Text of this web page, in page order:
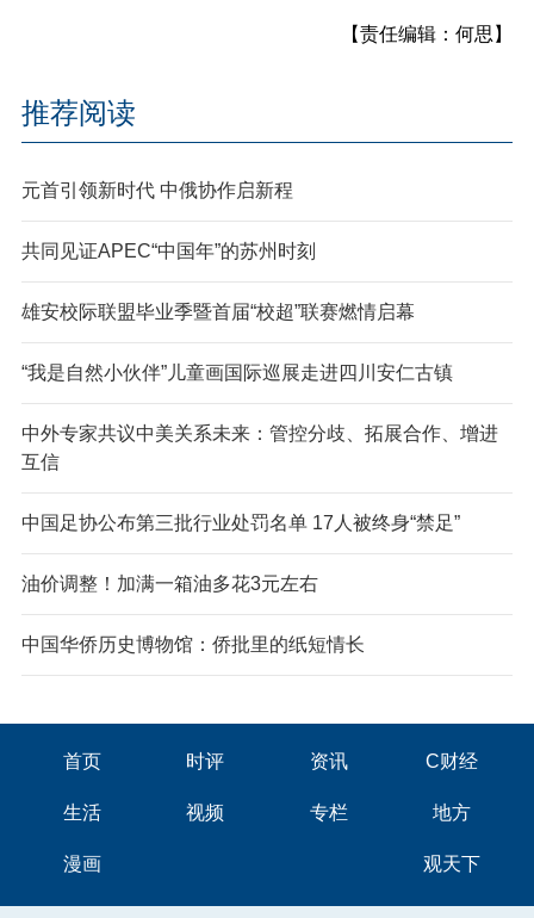
【责任编辑：何思】
推荐阅读
元首引领新时代 中俄协作启新程
共同见证APEC“中国年”的苏州时刻
雄安校际联盟毕业季暨首届“校超”联赛燃情启幕
“我是自然小伙伴”儿童画国际巡展走进四川安仁古镇
中外专家共议中美关系未来：管控分歧、拓展合作、增进
互信
中国足协公布第三批行业处罚名单 17人被终身“禁足”
油价调整！加满一箱油多花3元左右
中国华侨历史博物馆：侨批里的纸短情长
首页 时评 资讯 C财经
生活 视频 专栏 地方
漫画 观天下